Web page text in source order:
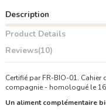
Description
Product Details
Reviews(10)
Certifié par FR-BIO-01.
compagnie - homologué le
Un aliment complémentaire